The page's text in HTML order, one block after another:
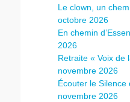
Le clown, un
octobre 2026
En chemin
2026
Retraite « Voix de
novembre 2026
Écouter le
novembre 2026